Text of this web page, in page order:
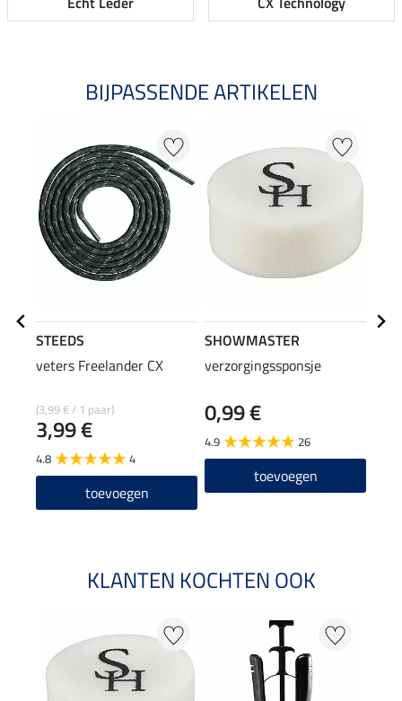
BIJPASSENDE ARTIKELEN
STEEDS
veters Freelander CX
(3,99 € / 1 paar)
3,99 €
4.8 4
toevoegen
SHOWMASTER
verzorgingssponsje
0,99 €
4.9 26
toevoegen
KLANTEN KOCHTEN OOK